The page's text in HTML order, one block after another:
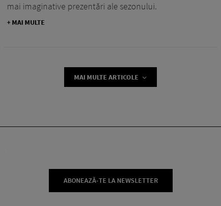
mai imaginative prezentări ale sezonului.
+ MAI MULTE
MAI MULTE ARTICOLE
ABONEAZĂ-TE LA NEWSLETTER